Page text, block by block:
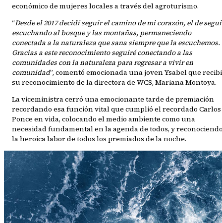
económico de mujeres locales a través del agroturismo.
“Desde el 2017 decidí seguir el camino de mi corazón, el de
escuchando al bosque y las montañas, permaneciendo
conectada a la naturaleza que sana siempre que la escuchemos.
Gracias a este reconocimiento seguiré conectando a las
comunidades con la naturaleza para regresar a vivir en
comunidad”, comentó emocionada una joven Ysabel que
su reconocimiento de la directora de WCS, Mariana Montoya.
La viceministra cerró una emocionante tarde de premiación
recordando esa función vital que cumplió el recordado Carlos
Ponce en vida, colocando el medio ambiente como una
necesidad fundamental en la agenda de todos, y
la heroica labor de todos los premiados de la noche.